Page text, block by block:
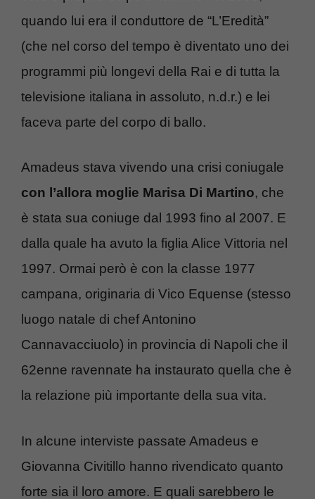
quando lui era il conduttore de “L’Eredità”
(che nel corso del tempo è diventato uno dei
programmi più longevi della Rai e di tutta la
televisione italiana in assoluto, n.d.r.) e lei
faceva parte del corpo di ballo.
Amadeus stava vivendo una crisi coniugale
con l’allora moglie Marisa Di Martino, che
è stata sua coniuge dal 1993 fino al 2007. E
dalla quale ha avuto la figlia Alice Vittoria nel
1997. Ormai però è con la classe 1977
campana, originaria di Vico Equense (stesso
luogo natale di chef Antonino
Cannavacciuolo) in provincia di Napoli che il
62enne ravennate ha instaurato quella che è
la relazione più importante della sua vita.
In alcune interviste passate Amadeus e
Giovanna Civitillo hanno rivendicato quanto
forte sia il loro amore. E quali sarebbero le